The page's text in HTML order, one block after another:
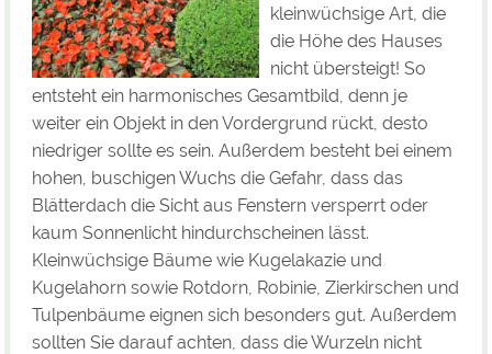
kleinwüchsige Art, die
die Höhe des Hauses
nicht übersteigt! So
entsteht ein harmonisches Gesamtbild, denn je
weiter ein Objekt in den Vordergrund rückt, desto
niedriger sollte es sein. Außerdem besteht bei einem
hohen, buschigen Wuchs die Gefahr, dass das
Blätterdach die Sicht aus Fenstern versperrt oder
kaum Sonnenlicht hindurchscheinen lässt.
Kleinwüchsige Bäume wie Kugelakazie und
Kugelahorn sowie Rotdorn, Robinie, Zierkirschen und
Tulpenbäume eignen sich besonders gut. Außerdem
sollten Sie darauf achten, dass die Wurzeln nicht